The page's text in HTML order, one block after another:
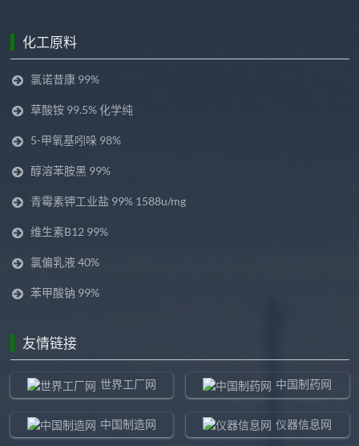
化工原料
氯诺昔康 99%
草酸铵 99.5% 化学纯
5-甲氧基吲哚 98%
醇溶苯胺黑 99%
青霉素钾工业盐 99% 1588u/mg
维生素B12 99%
氯偏乳液 40%
苯甲酸钠 99%
友情链接
世界工厂网 中国制药网
中国制造网 仪器信息网